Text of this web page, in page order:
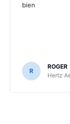
bien
R
ROGER
Hertz